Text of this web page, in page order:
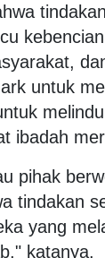
untuk
ibadah
pihak
tindakan
yang
katanya.